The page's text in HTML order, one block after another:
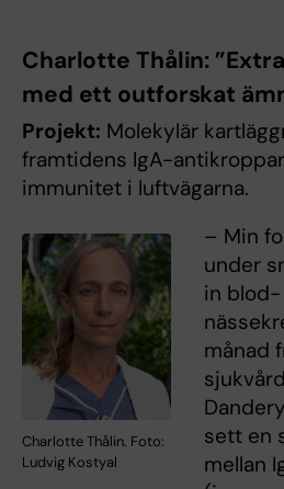
Charlotte Thålin:
med ett outforskat
Projekt: Molekylär
framtidens IgA-
immunitet i luftvägarna.
Charlotte Thålin. Foto:
Ludvig Kostyal
– Min
under
in
månad
sett en
mellan